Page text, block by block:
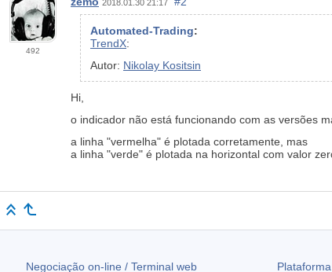
492
2018.01.30 21:17
Automated-Trading:
TrendX:
Autor: Nikolay Kositsin
Hi,
o indicador não está funcionando com as versões
a linha "vermelha" é plotada corretamente, mas
a linha "verde" é plotada na horizontal com valor
Negociação on-line / Terminal web